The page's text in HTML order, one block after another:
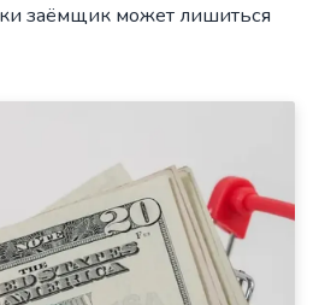
заёмщик может лишиться